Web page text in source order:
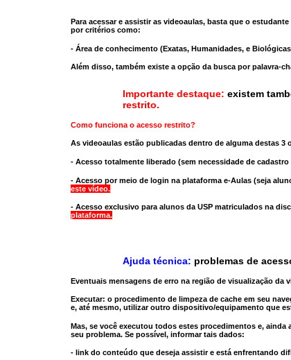
Para acessar e assistir as videoaulas, basta que o
por critérios como:
- Área de conhecimento (Exatas, Humanidades, e
Além disso, também existe a opção da busca por palavra-
Importante destaque: existem
restrito.
Como funciona o acesso restrito?
As videoaulas estão publicadas dentro de alguma destas 3
- Acesso totalmente liberado (sem necessidade de
- Acesso por meio de login na plataforma e-Aulas (seja
este vídeo.
- Acesso exclusivo para alunos da USP matriculados na
plataforma.
Ajuda técnica: problemas de
Eventuais mensagens de erro na região de visualização
Executar: o procedimento de limpeza de cache em seu
e, até mesmo, utilizar outro dispositivo/equipamento que
Mas, se você executou todos estes procedimentos e,
seu problema. Se possível, informar tais dados:
- link do conteúdo que deseja assistir e está enfrentando